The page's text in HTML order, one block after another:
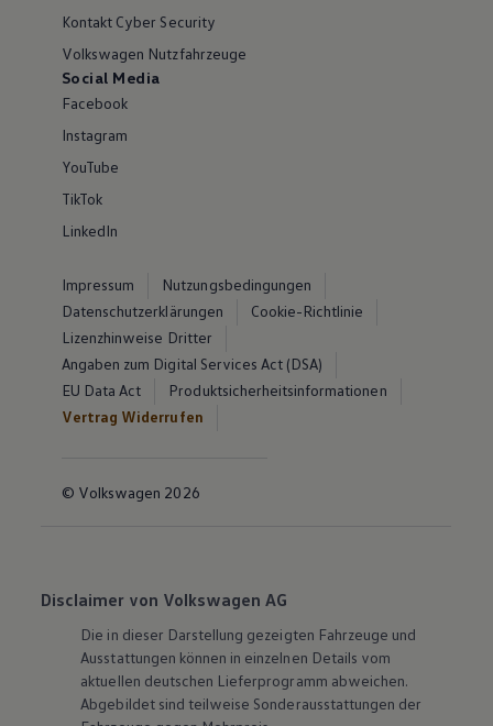
Kontakt Cyber Security
Volkswagen Nutzfahrzeuge
Social Media
Facebook
Instagram
YouTube
TikTok
LinkedIn
Impressum
Nutzungsbedingungen
Datenschutzerklärungen
Cookie-Richtlinie
Lizenzhinweise Dritter
Angaben zum Digital Services Act (DSA)
EU Data Act
Produktsicherheitsinformationen
Vertrag Widerrufen
© Volkswagen 2026
Disclaimer von Volkswagen AG
Die in dieser Darstellung gezeigten Fahrzeuge und
Ausstattungen können in einzelnen Details vom
aktuellen deutschen Lieferprogramm abweichen.
Abgebildet sind teilweise Sonderausstattungen der